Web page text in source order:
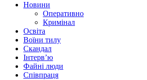
Новини
Оперативно
Кримінал
Освіта
Воїни тилу
Скандал
Інтерв’ю
Файні люди
Співпраця